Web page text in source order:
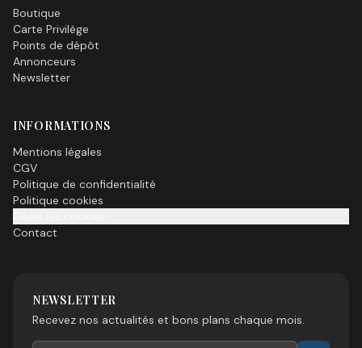
Boutique
Carte Privilège
Points de dépôt
Annonceurs
Newsletter
INFORMATIONS
Mentions légales
CGV
Politique de confidentialité
Politique cookies
Contact
NEWSLETTER
Recevez nos actualités et bons plans chaque mois.